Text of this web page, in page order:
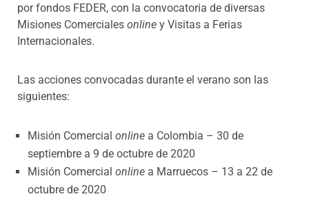
por fondos FEDER, con la convocatoria de diversas
Misiones Comerciales online y Visitas a Ferias
Internacionales.
Las acciones convocadas durante el verano son las
siguientes:
Misión Comercial online a Colombia – 30 de
septiembre a 9 de octubre de 2020
Misión Comercial online a Marruecos – 13 a 22 de
octubre de 2020